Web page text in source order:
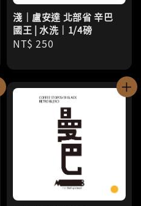
淺｜盧安達 北部省 辛巴
國王 | 水洗｜1/4磅
Regular
NT$ 250